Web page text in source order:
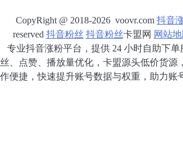
CopyRight @ 2018-2026 voovr.com 抖音
reserved 抖音粉丝 抖音粉丝卡盟网 网站地
专业抖音涨粉平台，提供 24 小时自助下
丝、点赞、播放量优化，卡盟源头低价货源
作便捷，快速提升账号数据与权重，助力账